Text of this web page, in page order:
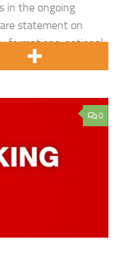
in the ongoing
statement on
formations, national
0